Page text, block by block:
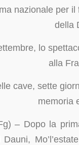
nazionale per
della
lo
alla
cave, sette
memoria
– Dopo la